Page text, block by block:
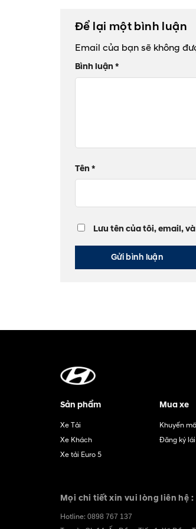
Để lại một bình luận
Email của bạn sẽ không
Bình luận *
Tên *
Lưu tên của tôi, email,
Sản phẩm
Xe Tải
Xe Khách
Xe tải Euro 5
Mua xe
Khuyến
Đăng ký
Mọi chi tiết xin vui lòng liên hệ :
Hotline: 0898 767 137